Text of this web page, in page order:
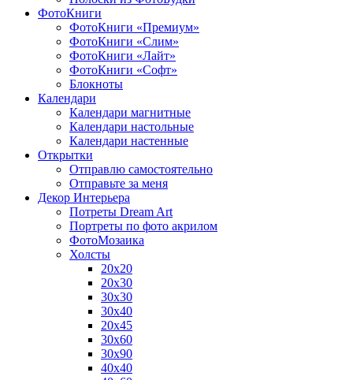
ФотоКниги
ФотоКниги «Премиум»
ФотоКниги «Слим»
ФотоКниги «Лайт»
ФотоКниги «Софт»
Блокноты
Календари
Календари магнитные
Календари настольные
Календари настенные
Открытки
Отправлю самостоятельно
Отправьте за меня
Декор Интерьера
Потреты Dream Art
Портреты по фото акрилом
ФотоМозаика
Холсты
20х20
20х30
30х30
30х40
20х45
30х60
30х90
40х40